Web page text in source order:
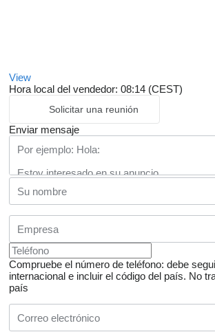
View
Hora local del vendedor: 08:14 (CEST)
Solicitar una reunión
Enviar mensaje
Compruebe el número de teléfono: debe
internacional e incluir el código del país. No
país